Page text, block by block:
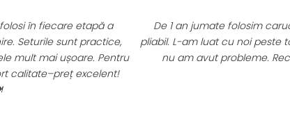
etapă a
practice,
Pentru
excelent!
De 1 an jumate folosim caruciorul Appekids
pliabil. L-am luat cu noi peste tot, incape
nu am avut probleme. Recomand cu